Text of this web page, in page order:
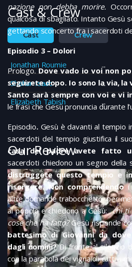
nazione non debba morire.
qualcosa di sbagliato. Intanto Gesù
gettando sconcerto fra i sacerdoti
Episodio 3 – Dolori
Prologo.Dove vado io voi non
seguirete dopo. Io sono la via,
Santo sarà sempre con voi e vi
le frasi che Gesù pronuncia durante
Episodio. Gesù è davanti al tempio
sacerdoti del tempio giustifica il
casa del padre avete fatto
sacerdoti chiedono un segno della
distruggete questo tempio e
risorgere. Non comprendendoi
altre domande trabocchetto per
al popolo e chiedono a Gesù: chi ti
cose che ha fatto?Gesù risponde
battesimo di Giovanni da
dagli uomini?Di fronte al silenzio
con la parabola dei vignaioli cattivi
Cast & Crew
Cast Crew
Jonathan Roumie
Shahar Isaac
Elizabeth Tabish
Our Review